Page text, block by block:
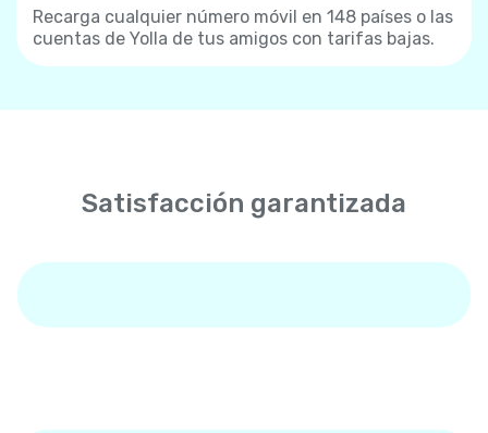
Recarga cualquier número móvil en 148 países o las
cuentas de Yolla de tus amigos con tarifas bajas.
Satisfacción garantizada